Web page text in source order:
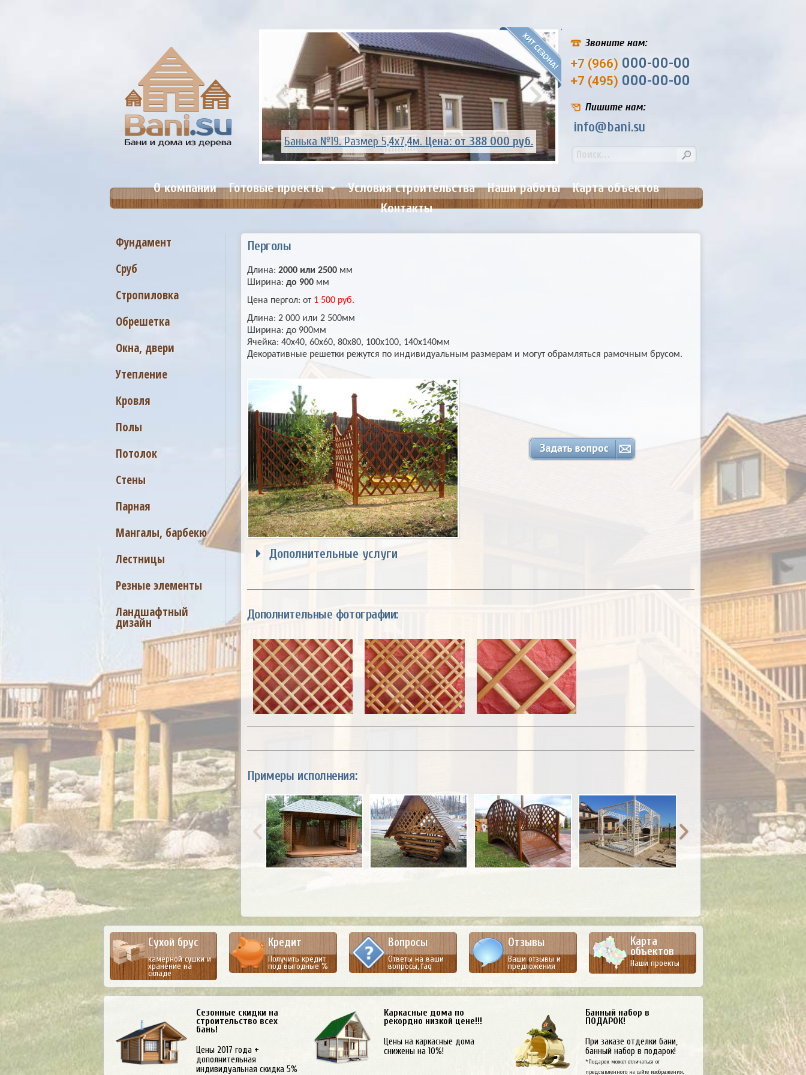
№19. Размер 5,4х7,4м.Цена: от 388 000 руб. Банька №14. Размер 5,4х6,0м. Цена: от 299 000 руб.
Звоните нам:
+7 (966) 000-00-00
+7 (495) 000-00-00
Пишите нам:
info@bani.su
О компании Готовые проекты Условия строительства Наши работы
Карта объектов
Контакты
Фундамент
Сруб
Стропиловка
Обрешетка
Окна, двери
Утепление
Кровля
Полы
Потолок
Стены
Парная
Мангалы, барбекю
Лестницы
Резные элементы
Ландшафтный
дизайн
Перголы
Длина: 2000 или 2500мм
Ширина: до 900мм
Цена пергол: от 1 500 руб.
Длина: 2 000 или 2 500мм
Ширина: до 900мм
Ячейка: 40х40, 60х60, 80х80, 100х100, 140х140мм
Декоративные решетки режутся по индивидуальным размерам и могут обрамляться рамочным брусом.
Дополнительные услуги
Дополнительные фотографии:
Примеры исполнения:
Сухой брус
камерной сушки и
хранение на
складе
Кредит
Получить кредит
под выгодные %
Вопросы
Ответы на ваши
вопросы, faq
Отзывы
Ваши отзывы и
предложения
Карта
объектов
Наши проекты
Сезонные скидки на
строительство всех
бань!
Цены 2017 года +
дополнительная
индивидуальная скидка 5%
Каркасные дома по
рекордно низкой цене!!!
Цены на каркасные дома
снижены на 10%!
Банный набор в
ПОДАРОК!
При заказе отделки бани,
банный набор в подарок!
*Подарок может отличаться от
представленного на сайте изображения.